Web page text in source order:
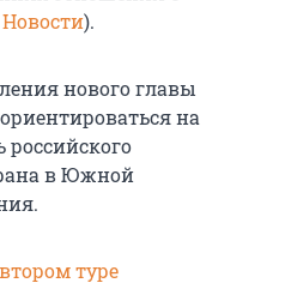
).
нового главы
на
российского
в Южной
туре